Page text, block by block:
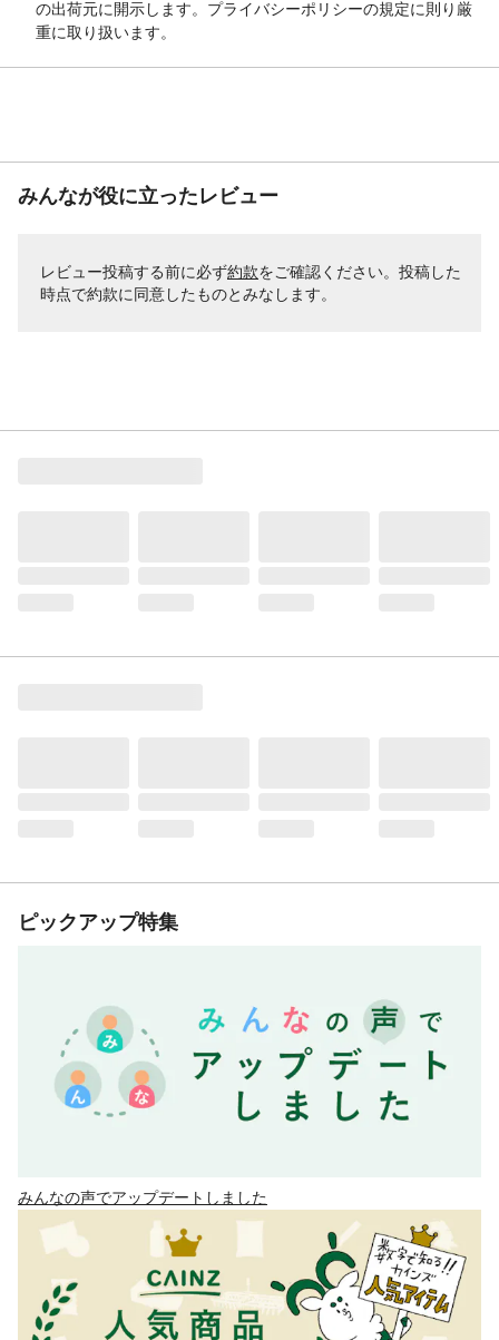
の出荷元に開示します。プライバシーポリシーの規定に則り厳
重に取り扱います。
みんなが役に立ったレビュー
レビュー投稿する前に必ず約款をご確認ください。投稿した
時点で約款に同意したものとみなします。
ピックアップ特集
みんなの声でアップデートしました